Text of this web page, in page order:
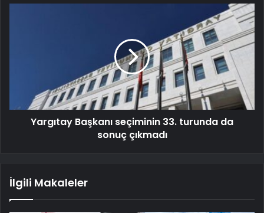
Yargıtay Başkanı seçiminin 33. turunda da
sonuç çıkmadı
İlgili Makaleler